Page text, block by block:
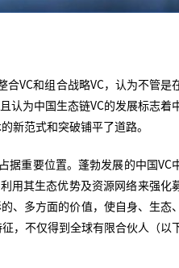
VC和组合战略VC，认为不管是
认为中国生态链VC的发展标志着
新范式和突破铺平了道路。
据重要位置。蓬勃发展的中国VC
用其生态优势及资源网络来强化
、多方面的价值，使自身、生态
，不仅得到全球有限合伙人（以